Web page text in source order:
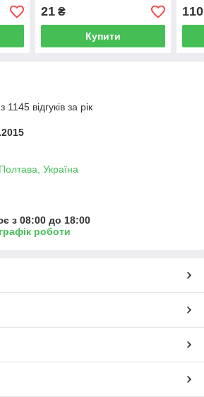
21₴
Купити
110
відгуків за рік
Україна
з 08:00 до 18:00
роботи